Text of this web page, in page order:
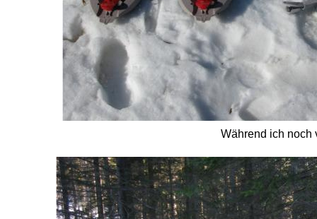
Während ich noch